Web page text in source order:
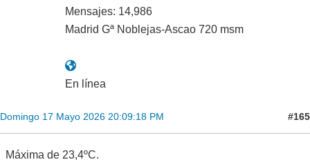
Mensajes: 14,986
Madrid Gª Noblejas-Ascao 720 msm
En línea
Domingo 17 Mayo 2026 20:09:18 PM #165
Máxima de 23,4ºC.